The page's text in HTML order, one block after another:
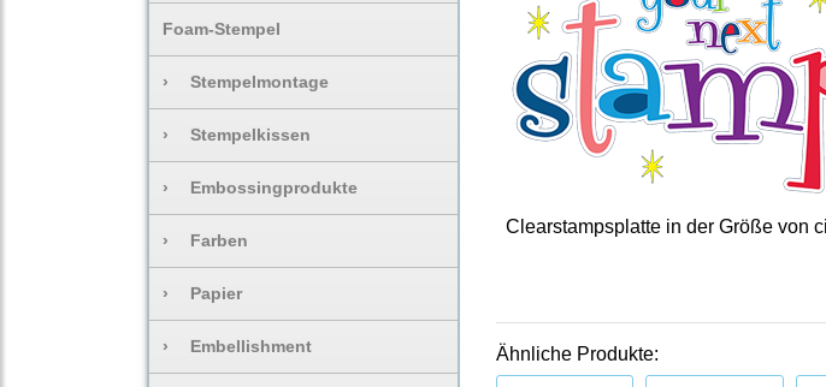
Foam-Stempel
› Stempelmontage
› Stempelkissen
› Embossingprodukte
› Farben
› Papier
› Embellishment
Clearstampsplatte in der Größe von
Ähnliche Produkte: